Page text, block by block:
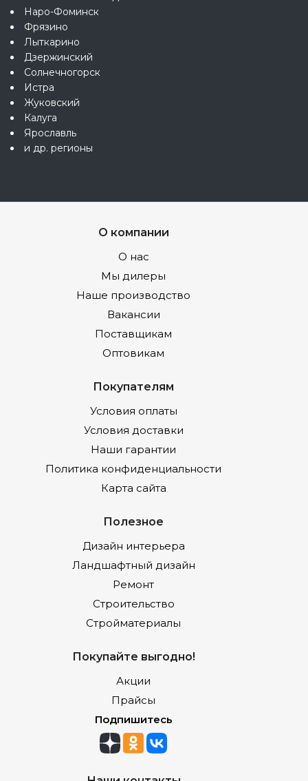
Наро-Фоминск
Фрязино
Лыткарино
Дзержинский
Солнечногорск
Истра
Жуковский
Калуга
Ярославль
и др. регионы
О компании
О нас
Мы дилеры
Наше производство
Вакансии
Поставщикам
Оптовикам
Покупателям
Условия оплаты
Условия доставки
Наши гарантии
Политика конфиденциальности
Карта сайта
Полезное
Дизайн интерьера
Ландшафтный дизайн
Ремонт
Строительство
Стройматериалы
Покупайте выгодно!
Акции
Прайсы
Подпишитесь